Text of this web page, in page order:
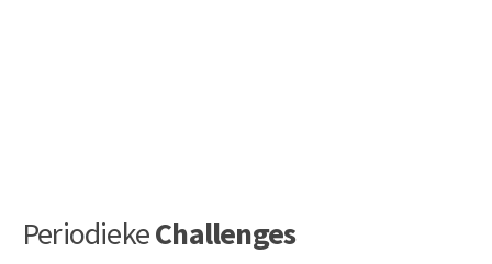
PeriodiekeChallenges